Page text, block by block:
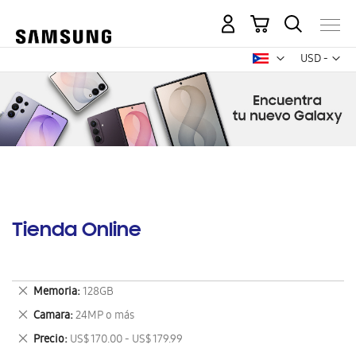
USD -
dólar
Mi carrito
Tienda Online
Memoria 128GB
Eliminar
este
artículo
Camara 24MP o más
Eliminar
este
artículo
Precio US$ 170.00 - US$ 179.99
Eliminar